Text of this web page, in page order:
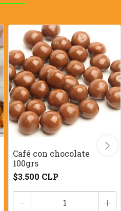
Café con chocolate
100grs
$3.500 CLP
- +